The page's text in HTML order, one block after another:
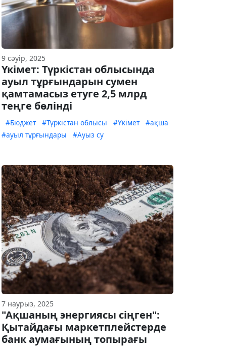
9 сәуір, 2025
Үкімет: Түркістан облысында
ауыл тұрғындарын сумен
қамтамасыз етуге 2,5 млрд
теңге бөлінді
#Бюджет #Түркістан облысы #Үкімет
#ақша
#ауыл тұрғындары
#Ауыз су
7 наурыз, 2025
"Ақшаның энергиясы сіңген":
Қытайдағы маркетплейстерде
банк аумағының топырағы